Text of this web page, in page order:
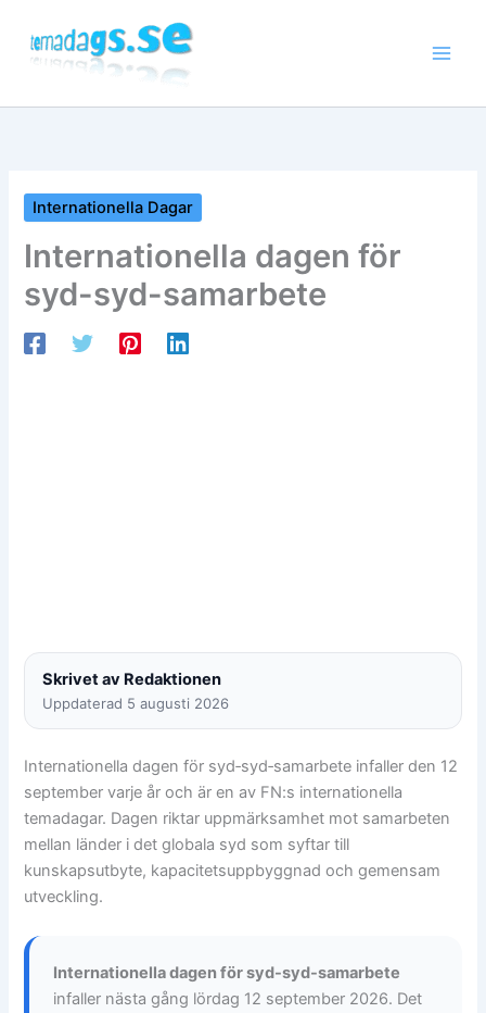
innehåll
Internationella Dagar
Internationella dagen för
syd-syd-samarbete
Skrivet av Redaktionen
Uppdaterad 5 augusti 2026
Internationella dagen för syd‑syd‑samarbete infaller den 12
september varje år och är en av FN:s internationella
temadagar. Dagen riktar uppmärksamhet mot samarbeten
mellan länder i det globala syd som syftar till
kunskapsutbyte, kapacitetsuppbyggnad och gemensam
utveckling.
Internationella dagen för syd-syd-samarbete
infaller nästa gång lördag 12 september 2026. Det